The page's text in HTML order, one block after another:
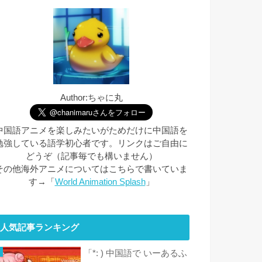
Author:ちゃに丸
国語アニメを楽しみたいがためだけに中国語を
強している語学初心者です。リンクはご自由に
どうぞ（記事毎でも構いません）
の他海外アニメについてはこちらで書いていま
す→「 World Animation Splash」
人気記事ランキング
「*: ) 中国語で いーあるふ